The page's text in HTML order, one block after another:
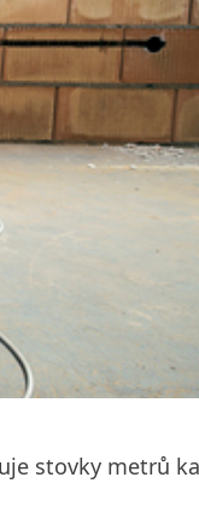
stovky metrů